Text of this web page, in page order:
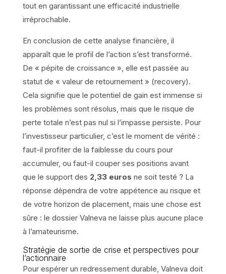
tout en garantissant une efficacité industrielle
irréprochable.
En conclusion de cette analyse financière, il
apparaît que le profil de l’action s’est transformé.
De « pépite de croissance », elle est passée au
statut de « valeur de retournement » (recovery).
Cela signifie que le potentiel de gain est immense si
les problèmes sont résolus, mais que le risque de
perte totale n’est pas nul si l’impasse persiste. Pour
l’investisseur particulier, c’est le moment de vérité :
faut-il profiter de la faiblesse du cours pour
accumuler, ou faut-il couper ses positions avant
que le support des 2,33 euros ne soit testé ? La
réponse dépendra de votre appétence au risque et
de votre horizon de placement, mais une chose est
sûre : le dossier Valneva ne laisse plus aucune place
à l’amateurisme.
Stratégie de sortie de crise et perspectives pour
l’actionnaire
Pour espérer un redressement durable, Valneva doit